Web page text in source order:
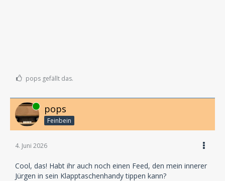
pops gefällt das.
Online pops
Feinbein
4. Juni 2026
Cool, das! Habt ihr auch noch einen Feed, den mein innerer
Jürgen in sein Klapptaschenhandy tippen kann?